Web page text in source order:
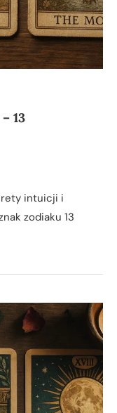
13
intuicji i
zodiaku 13